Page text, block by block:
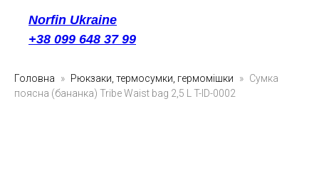
Norfin Ukraine
+38 099 648 37 99
Головна Рюкзаки, термосумки, гермомішки
Сумка
поясна (бананка) Tribe Waist bag 2,5 L T-ID-0002